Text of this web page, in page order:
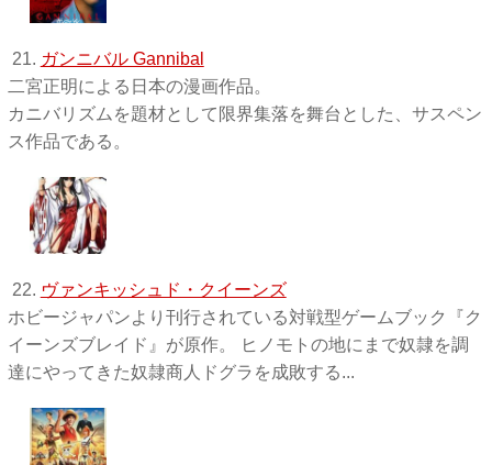
21. ガンニバル Gannibal
二宮正明による日本の漫画作品。
カニバリズムを題材として限界集落を舞台とした、サスペン
ス作品である。
22. ヴァンキッシュド・クイーンズ
ホビージャパンより刊行されている対戦型ゲームブック『ク
イーンズブレイド』が原作。 ヒノモトの地にまで奴隷を調
達にやってきた奴隷商人ドグラを成敗する...